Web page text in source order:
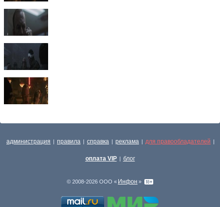
администрация | правила | справка | реклама | для правообладателей |
оплата VIP | блог
© 2008-2026 ООО « Инфон »